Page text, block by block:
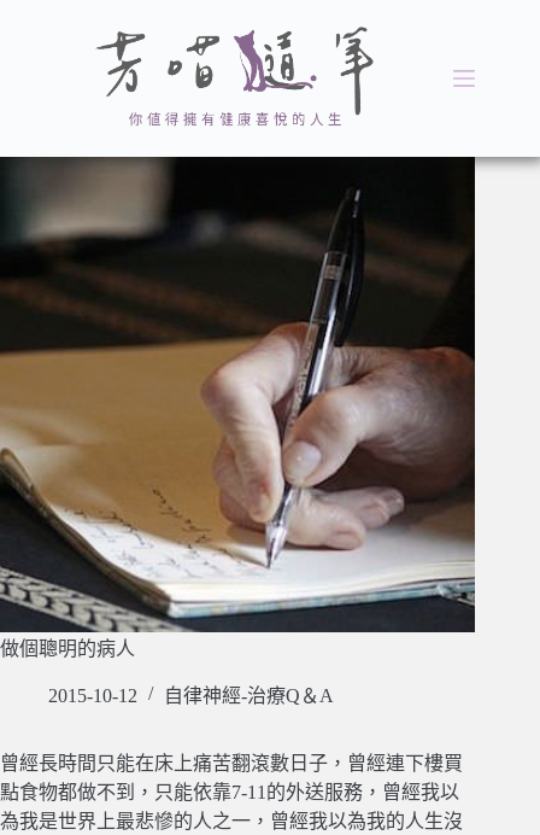
容
做個聰明的病人
2015-10-12 自律神經-治療Q＆A
曾經長時間只能在床上痛苦翻滾數日子，曾經連下樓買
點食物都做不到，只能依靠7-11的外送服務，曾經我以
為我是世界上最悲慘的人之一，曾經我以為我的人生沒